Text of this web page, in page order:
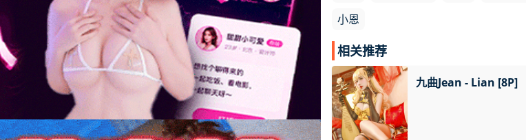
小恩
相关推荐
九曲Jean - Lian [8P]